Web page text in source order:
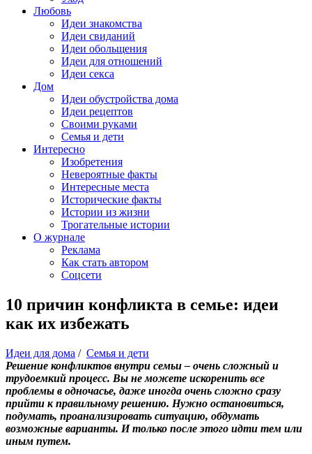
Любовь
Идеи знакомства
Идеи свиданий
Идеи обольщения
Идеи для отношений
Идеи секса
Дом
Идеи обустройства дома
Идеи рецептов
Своими руками
Семья и дети
Интересно
Изобретения
Невероятные факты
Интересные места
Исторические факты
Истории из жизни
Трогательные истории
О журнале
Реклама
Как стать автором
Соцсети
10 причин конфликта в семье: идеи
как их избежать
Идеи для дома / Семья и дети
Решение конфликтов внутри семьи – очень сложный и
трудоемкий процесс. Вы не можете искоренить все
проблемы в одночасье, даже иногда очень сложно сразу
прийти к правильному решению. Нужно остановиться,
подумать, проанализировать ситуацию, обдумать
возможные варианты. И только после этого идти тем или
иным путем.